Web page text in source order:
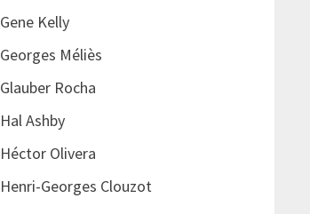
Gene Kelly
Georges Méliès
Glauber Rocha
Hal Ashby
Héctor Olivera
Henri-Georges Clouzot